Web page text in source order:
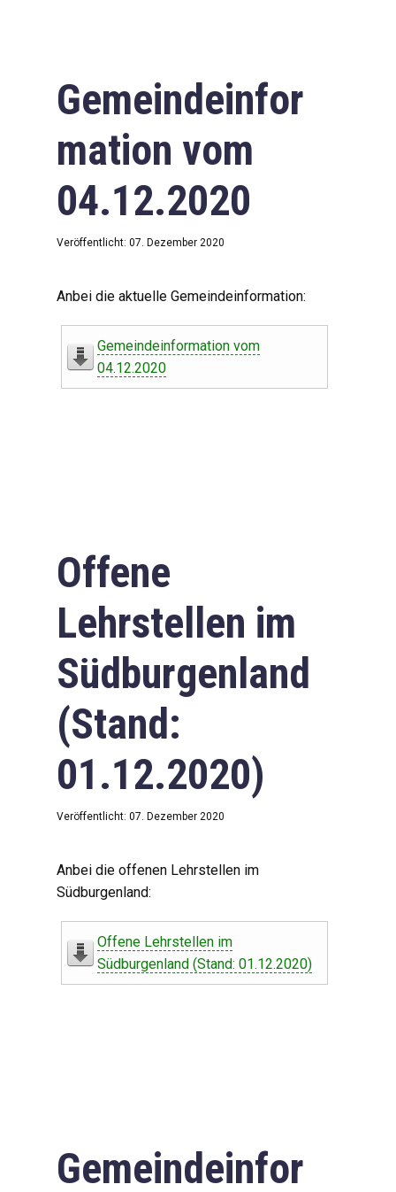
Gemeindeinfor
mation vom
04.12.2020
Veröffentlicht: 07. Dezember 2020
Anbei die aktuelle Gemeindeinformation:
Gemeindeinformation vom
04.12.2020
Offene
Lehrstellen im
Südburgenland
(Stand:
01.12.2020)
Veröffentlicht: 07. Dezember 2020
Anbei die offenen Lehrstellen im
Südburgenland:
Offene Lehrstellen im
Südburgenland (Stand: 01.12.2020)
Gemeindeinfor